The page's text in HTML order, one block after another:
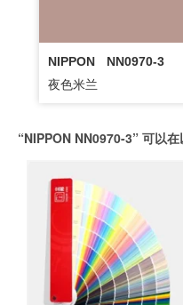
NIPPON
NN0970-3
夜色米兰
“NIPPON NN0970-3” 可以